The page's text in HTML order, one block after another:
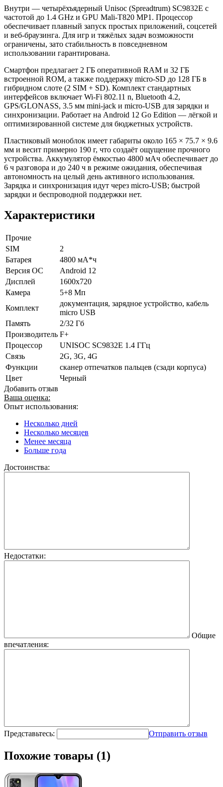
Внутри — четырёхъядерный Unisoc (Spreadtrum) SC9832E с
частотой до 1.4 GHz и GPU Mali‑T820 MP1. Процессор
обеспечивает плавный запуск простых приложений, соцсетей
и веб‑браузинга. Для игр и тяжёлых задач возможности
ограничены, зато стабильность в повседневном
использовании гарантирована.
Смартфон предлагает 2 ГБ оперативной RAM и 32 ГБ
встроенной ROM, а также поддержку micro‑SD до 128 ГБ в
гибридном слоте (2 SIM + SD). Комплект стандартных
интерфейсов включает Wi‑Fi 802.11 n, Bluetooth 4.2,
GPS/GLONASS, 3.5 мм mini‑jack и micro‑USB для зарядки и
синхронизации. Работает на Android 12 Go Edition — лёгкой и
оптимизированной системе для бюджетных устройств.
Пластиковый моноблок имеет габариты около 165 × 75.7 × 9.6
мм и весит примерно 190 г, что создаёт ощущение прочного
устройства. Аккумулятор ёмкостью 4800 мАч обеспечивает до
6 ч разговора и до 240 ч в режиме ожидания, обеспечивая
автономность на целый день активного использования.
Зарядка и синхронизация идут через micro‑USB; быстрой
зарядки и беспроводной поддержки нет.
Характеристики
Прочие
SIM
2
Батарея
4800 мА*ч
Версия ОС
Android 12
Дисплей
1600x720
Камера
5+8 Мп
Комплект
документация, зарядное устройство, кабель
micro USB
Память
2/32 Гб
Производитель F+
Процессор
UNISOC SC9832E 1.4 ГГц
Связь
2G, 3G, 4G
Функции
сканер отпечатков пальцев (сзади корпуса)
Цвет
Черный
Добавить отзыв
Ваша оценка:
Опыт использования:
Несколько дней
Несколько месяцев
Менее месяца
Больше года
Достоинства:
Недостатки:
Общие
впечатления:
Представьтесь: Отправить отзыв
Похожие товары (1)